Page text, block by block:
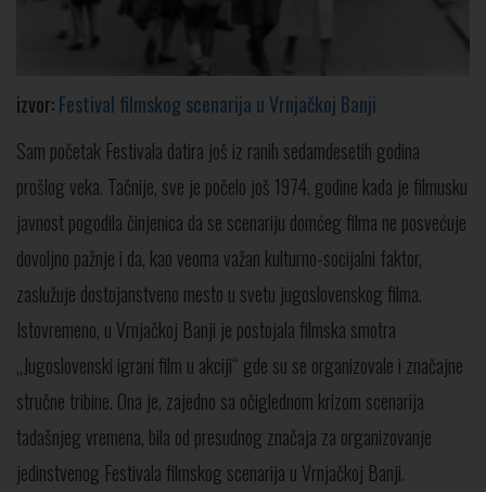
izvor:Festival filmskog scenarija u Vrnjačkoj Banji
Sam početak Festivala datira još iz ranih sedamdesetih godina
prošlog veka. Tačnije, sve je počelo još 1974. godine kada je filmusku
javnost pogodila činjenica da se scenariju domćeg filma ne posvećuje
dovoljno pažnje i da, kao veoma važan kulturno-socijalni faktor,
zaslužuje dostojanstveno mesto u svetu jugoslovenskog filma.
Istovremeno, u Vrnjačkoj Banji je postojala filmska smotra
„Jugoslovenski igrani film u akciji“ gde su se organizovale i značajne
stručne tribine. Ona je, zajedno sa očiglednom krizom scenarija
tadašnjeg vremena, bila od presudnog značaja za organizovanje
jedinstvenog Festivala filmskog scenarija u Vrnjačkoj Banji.